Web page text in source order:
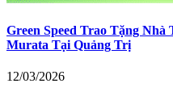
Green Speed Trao Tặng
Murata Tại Quảng Trị
12/03/2026